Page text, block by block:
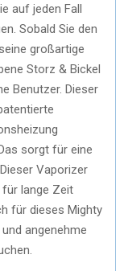
auf jeden Fall
Sobald Sie den
großartige
Storz & Bickel
Benutzer. Dieser
sorgt für eine
Vaporizer
für lange Zeit
für dieses Mighty
angenehme